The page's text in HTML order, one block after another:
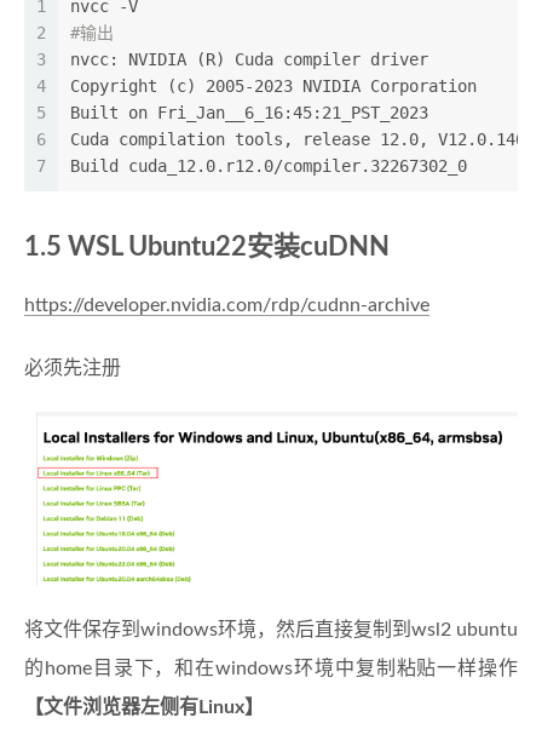
1
2
3
4
5
6
7
nvcc -V
#输出
nvcc: NVIDIA (R) Cuda compiler driver
Copyright (c) 2005-2023 NVIDIA Corporation
Built on Fri_Jan__6_16:45:21_PST_2023
Cuda compilation tools, release 12.0, V12.0.140
Build cuda_12.0.r12.0/compiler.32267302_0
1.5 WSL Ubuntu22安装cuDNN
https://developer.nvidia.com/rdp/cudnn-archive
必须先注册
将文件保存到windows环境，然后直接复制到wsl2 ubuntu
的home目录下，和在windows环境中复制粘贴一样操作
【文件浏览器左侧有Linux】